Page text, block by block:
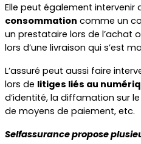
Elle peut également intervenir
consommation comme un
un prestataire lors de l’achat
lors d’une livraison qui s’est
L’assuré peut aussi faire
lors de litiges liés au
d’identité, la diffamation sur
de moyens de paiement, etc.
Selfassurance propose